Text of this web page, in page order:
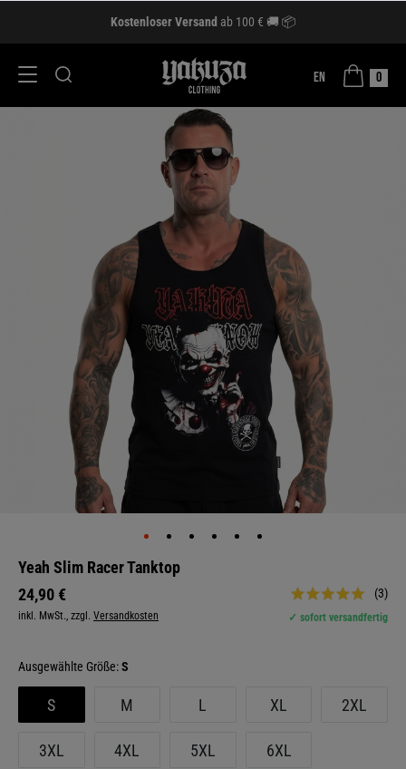
Kostenloser Versand ab 100 € 🚚 📦
EN 0
Yeah Slim Racer Tanktop
24,90 €
inkl. MwSt., zzgl. Versandkosten
(3)
✓ sofort versandfertig
Größe:S
S M L XL 2XL
3XL 4XL 5XL 6XL